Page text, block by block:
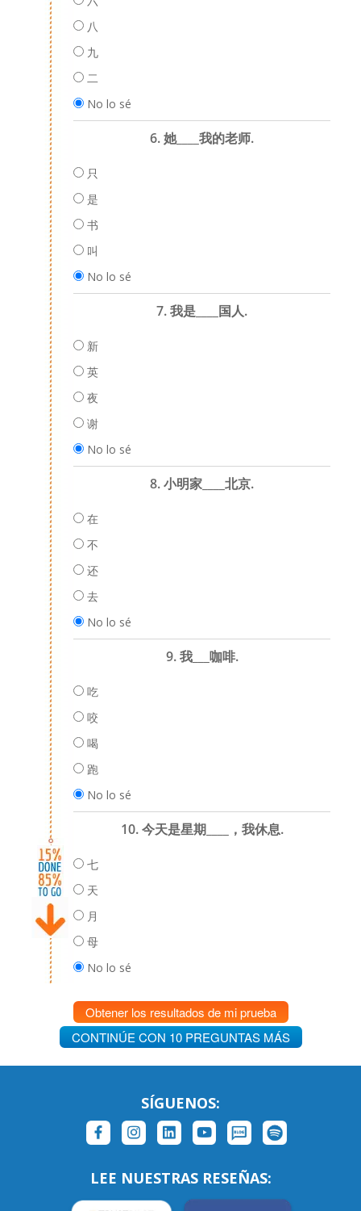
八
九
二
No lo sé
6. 她____我的老师.
只
是
书
叫
No lo sé
7. 我是____国人.
新
英
夜
谢
No lo sé
8. 小明家____北京.
在
不
还
去
No lo sé
9. 我___咖啡.
吃
咬
喝
跑
No lo sé
10. 今天是星期____，我休息.
七
天
月
母
No lo sé
Obtener los resultados de mi prueba
CONTINÚE CON 10 PREGUNTAS MÁS
SÍGUENOS:
LEE NUESTRAS RESEÑAS: